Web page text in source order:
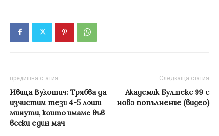
предишна статия
Ивица Вукотич: Трябва да
изчистим тези 4-5 лоши
минути, които имаме във
всеки един мач
Следваща статия
Академик Бултекс 99 с
ново попълнение (видео)